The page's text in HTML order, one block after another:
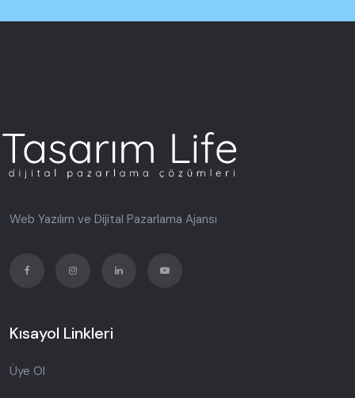
Web Yazılım ve Dijital Pazarlama Ajansı
Kısayol Linkleri
Üye Ol